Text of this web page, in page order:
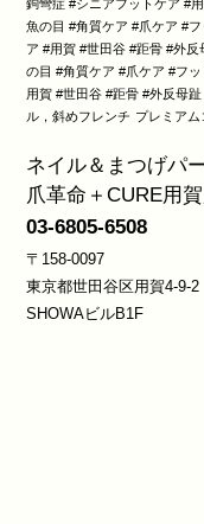
鉤彎症 #シニアフットケア #
魚の目 #角質ケア #爪ケア #
ア #用賀 #世田谷 #距骨 #外
の目 #角質ケア #爪ケア #フ
用賀 #世田谷 #距骨 #外反母
ル，斜めフレンチ プレミア
ネイル＆まつげパ
爪革命＋CURE用
03-6805-6508
〒158-0097
東京都世田谷区用賀4-9-2
SHOWAビルB1F